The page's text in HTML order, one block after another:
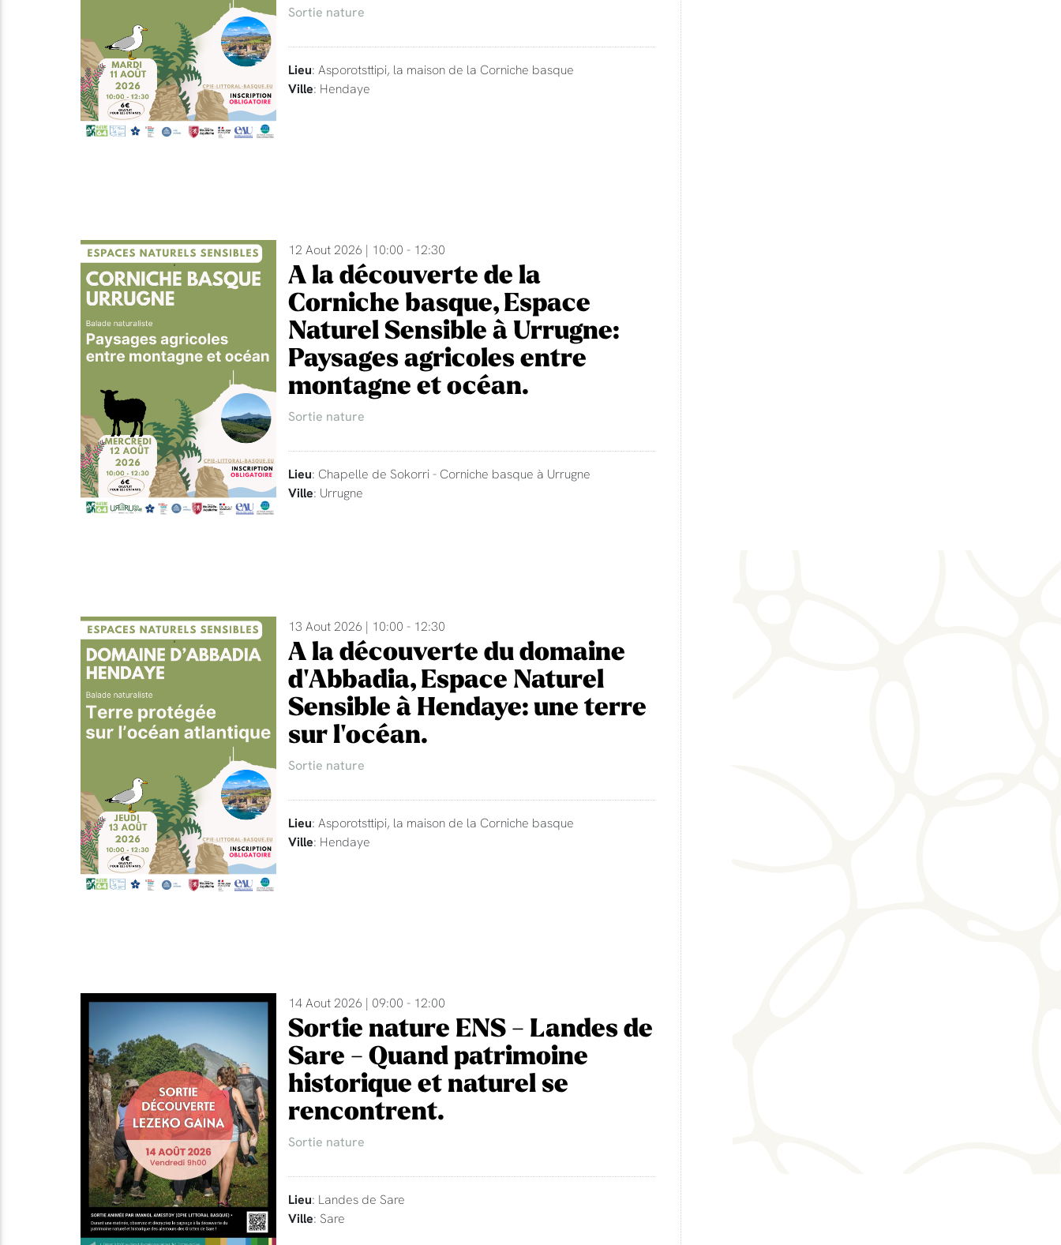
Sortie nature
Lieu: Asporotsttipi, la maison de la Corniche basque
Ville: Hendaye
12 Aout 2026 | 10:00 - 12:30
A la découverte de la
Corniche basque, Espace
Naturel Sensible à Urrugne:
Paysages agricoles entre
montagne et océan.
Sortie nature
Lieu: Chapelle de Sokorri - Corniche basque à Urrugne
Ville: Urrugne
13 Aout 2026 | 10:00 - 12:30
A la découverte du domaine
d'Abbadia, Espace Naturel
Sensible à Hendaye: une terre
sur l'océan.
Sortie nature
Lieu: Asporotsttipi, la maison de la Corniche basque
Ville: Hendaye
14 Aout 2026 | 09:00 - 12:00
Sortie nature ENS - Landes de
Sare - Quand patrimoine
historique et naturel se
rencontrent.
Sortie nature
Lieu: Landes de Sare
Ville: Sare